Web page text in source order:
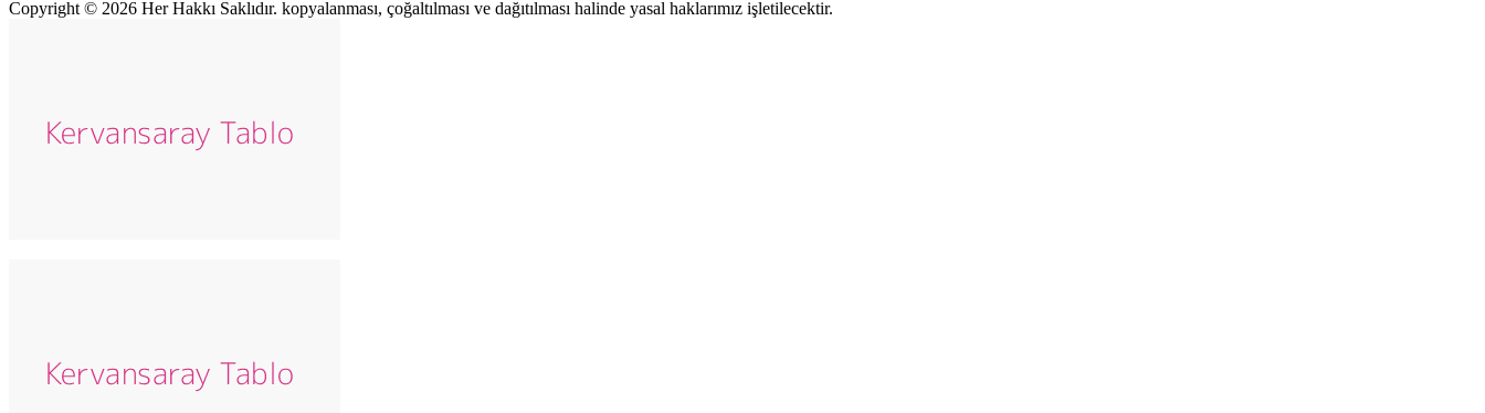
Copyright © 2026 Her Hakkı Saklıdır. kopyalanması, çoğaltılması ve dağıtılması halinde yasal haklarımız işletilecektir.